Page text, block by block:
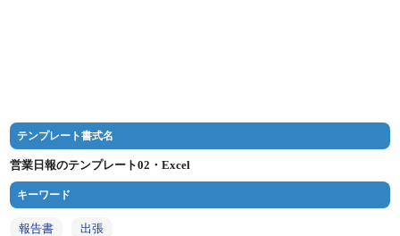
テンプレート書式名
営業日報のテンプレート02・Excel
キーワード
報告書 出張